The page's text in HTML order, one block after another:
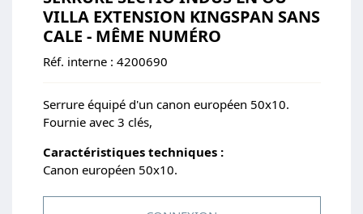
VILLA EXTENSION KINGSPAN SANS
CALE - MÊME NUMÉRO
Réf. interne : 4200690
Serrure équipé d'un canon européen 50x10.
Fournie avec 3 clés,
Caractéristiques techniques :
Canon européen 50x10.